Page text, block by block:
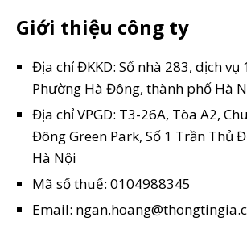
Giới thiệu công ty
Địa chỉ ĐKKD: Số nhà 283, dịch vụ
Phường Hà Đông, thành phố Hà
Địa chỉ VPGD: T3-26A, Tòa A2,
Đông Green Park, Số 1 Trần Thủ
Hà Nội
Mã số thuế: 0104988345
Email: